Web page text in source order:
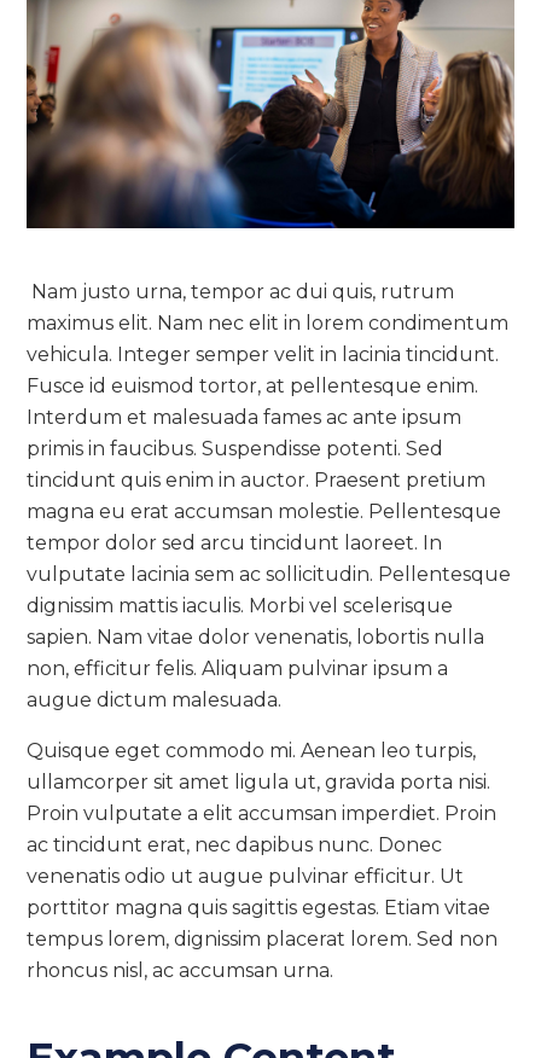
Nam justo urna, tempor ac dui quis, rutrum
maximus elit. Nam nec elit in lorem condimentum
vehicula. Integer semper velit in lacinia tincidunt.
Fusce id euismod tortor, at pellentesque enim.
Interdum et malesuada fames ac ante ipsum
primis in faucibus. Suspendisse potenti. Sed
tincidunt quis enim in auctor. Praesent pretium
magna eu erat accumsan molestie. Pellentesque
tempor dolor sed arcu tincidunt laoreet. In
vulputate lacinia sem ac sollicitudin. Pellentesque
dignissim mattis iaculis. Morbi vel scelerisque
sapien. Nam vitae dolor venenatis, lobortis nulla
non, efficitur felis. Aliquam pulvinar ipsum a
augue dictum malesuada.
Quisque eget commodo mi. Aenean leo turpis,
ullamcorper sit amet ligula ut, gravida porta nisi.
Proin vulputate a elit accumsan imperdiet. Proin
ac tincidunt erat, nec dapibus nunc. Donec
venenatis odio ut augue pulvinar efficitur. Ut
porttitor magna quis sagittis egestas. Etiam vitae
tempus lorem, dignissim placerat lorem. Sed non
rhoncus nisl, ac accumsan urna.